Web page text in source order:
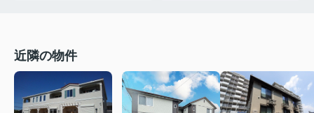
近隣の物件